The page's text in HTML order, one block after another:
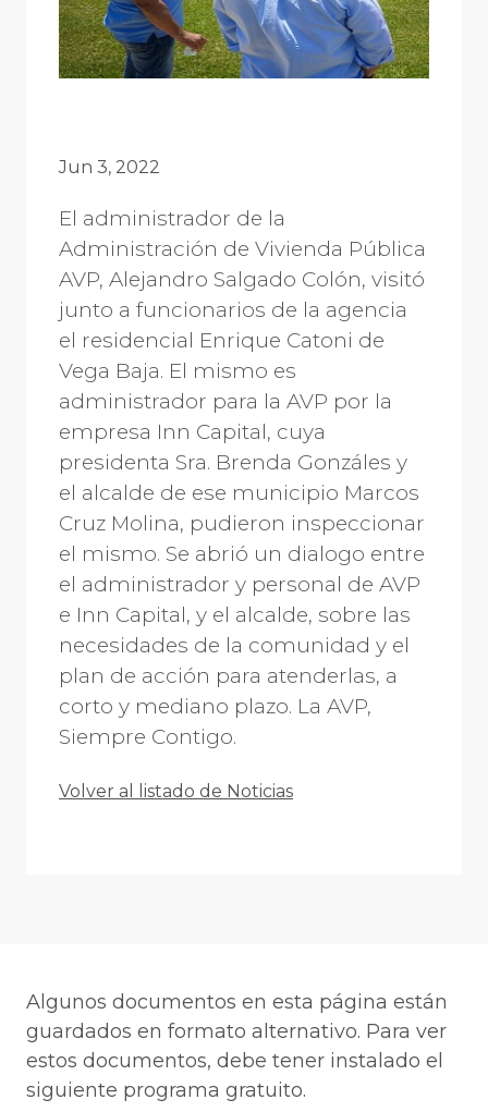
Jun 3, 2022
El administrador de la
Administración de Vivienda Pública
AVP, Alejandro Salgado Colón, visitó
junto a funcionarios de la agencia
el residencial Enrique Catoni de
Vega Baja. El mismo es
administrador para la AVP por la
empresa Inn Capital, cuya
presidenta Sra. Brenda Gonzáles y
el alcalde de ese municipio Marcos
Cruz Molina, pudieron inspeccionar
el mismo. Se abrió un dialogo entre
el administrador y personal de AVP
e Inn Capital, y el alcalde, sobre las
necesidades de la comunidad y el
plan de acción para atenderlas, a
corto y mediano plazo. La AVP,
Siempre Contigo.
Volver al listado de Noticias
Algunos documentos en esta página están
guardados en formato alternativo. Para ver
estos documentos, debe tener instalado el
siguiente programa gratuito.